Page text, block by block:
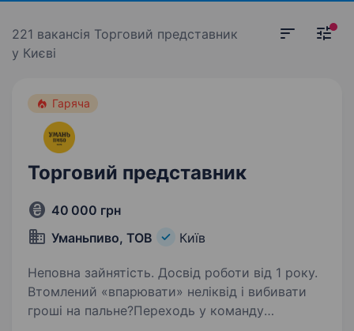
221 вакансія Торговий представник
у Києві
Гаряча
Торговий представник
40 000 грн
Уманьпиво, ТОВ
Київ
Неповна зайнятість. Досвід роботи від 1 року.
Втомлений «впарювати» неліквід і вибивати
гроші на пальне?Переходь у команду